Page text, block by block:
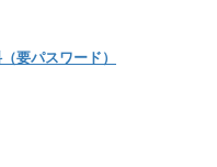
要パスワード）